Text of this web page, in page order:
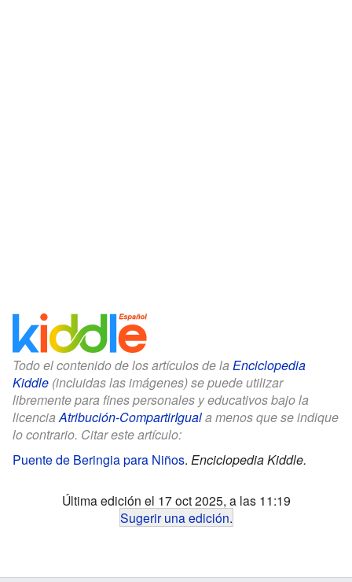
Todo el contenido de los artículos de la Enciclopedia
Kiddle (incluidas las imágenes) se puede utilizar
libremente para fines personales y educativos bajo la
licenciaAtribución-CompartirIguala menos que se indique
lo contrario. Citar este artículo:
Puente de Beringia para Niños. Enciclopedia Kiddle.
Última edición el 17 oct 2025, a las 11:19
Sugerir una edición.